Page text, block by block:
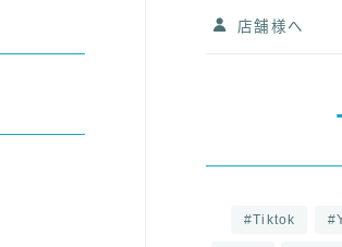
店舗様へ
Tiktok